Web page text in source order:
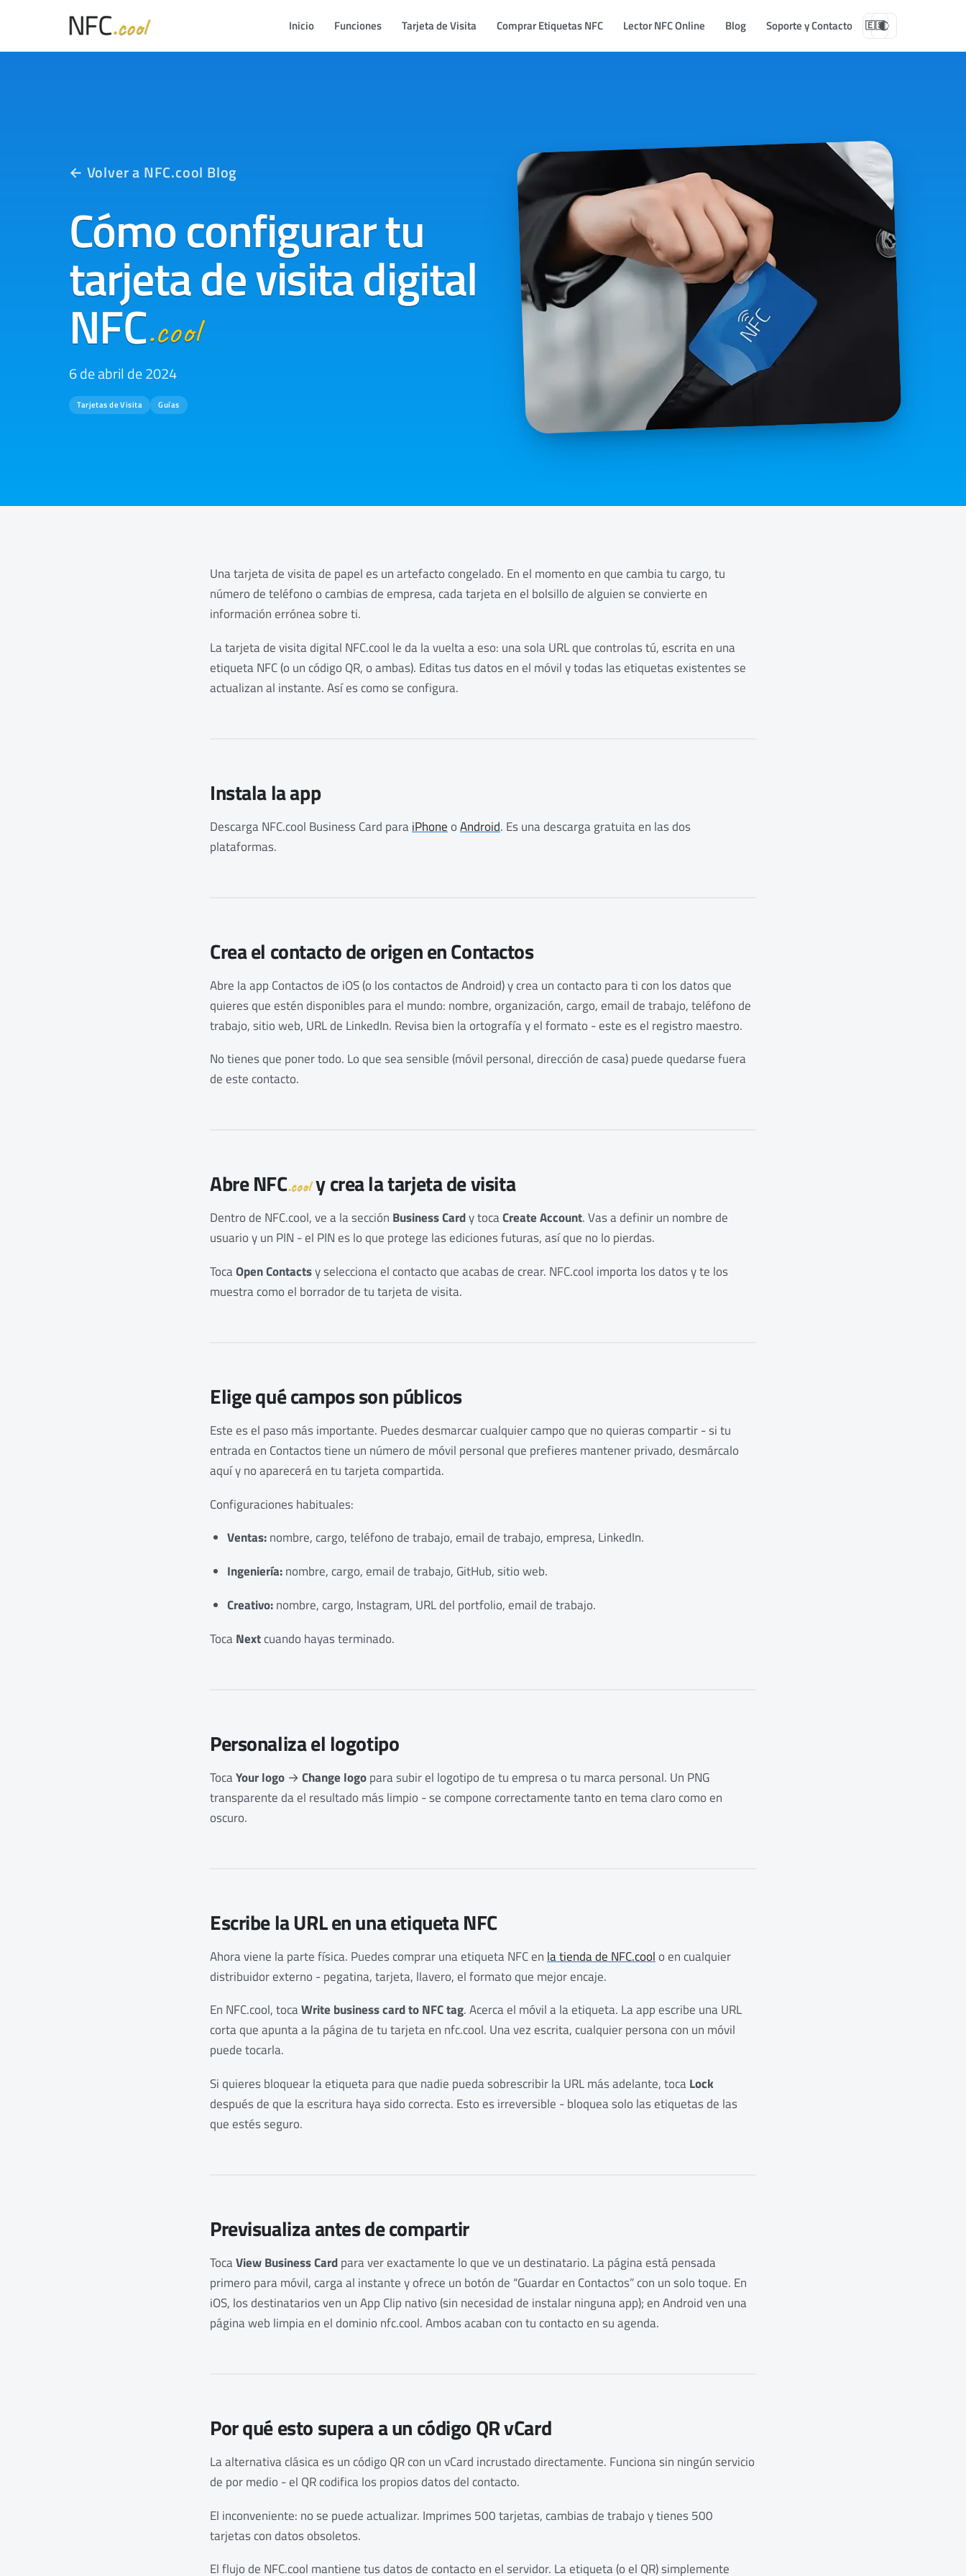
Inicio Funciones Tarjeta de Visita Comprar Etiquetas NFC Lector NFC Online Blog Soporte y Contacto 🇪🇸
← Volver a NFC.cool Blog
Cómo configurar tu
tarjeta de visita digital
NFC.cool
6 de abril de 2024
Tarjetas de Visita Guías
Una tarjeta de visita de papel es un artefacto congelado. En el momento en que cambia tu cargo, tu
número de teléfono o cambias de empresa, cada tarjeta en el bolsillo de alguien se convierte en
información errónea sobre ti.
La tarjeta de visita digital NFC.cool le da la vuelta a eso: una sola URL que controlas tú, escrita en una
etiqueta NFC (o un código QR, o ambas). Editas tus datos en el móvil y todas las etiquetas existentes se
actualizan al instante. Así es como se configura.
Instala la app
Descarga NFC.cool Business Card paraiPhoneoAndroid. Es una descarga gratuita en las dos
plataformas.
Crea el contacto de origen en Contactos
Abre la app Contactos de iOS (o los contactos de Android) y crea un contacto para ti con los datos que
quieres que estén disponibles para el mundo: nombre, organización, cargo, email de trabajo, teléfono de
trabajo, sitio web, URL de LinkedIn. Revisa bien la ortografía y el formato - este es el registro maestro.
No tienes que poner todo. Lo que sea sensible (móvil personal, dirección de casa) puede quedarse fuera
de este contacto.
AbreNFC.cooly crea la tarjeta de visita
Dentro de NFC.cool, ve a la sección Business Cardy tocaCreate Account. Vas a definir un nombre de
usuario y un PIN - el PIN es lo que protege las ediciones futuras, así que no lo pierdas.
TocaOpen Contactsy selecciona el contacto que acabas de crear. NFC.cool importa los datos y te los
muestra como el borrador de tu tarjeta de visita.
Elige qué campos son públicos
Este es el paso más importante. Puedes desmarcar cualquier campo que no quieras compartir - si tu
entrada en Contactos tiene un número de móvil personal que prefieres mantener privado, desmárcalo
aquí y no aparecerá en tu tarjeta compartida.
Configuraciones habituales:
Ventas:nombre, cargo, teléfono de trabajo, email de trabajo, empresa, LinkedIn.
Ingeniería:nombre, cargo, email de trabajo, GitHub, sitio web.
Creativo:nombre, cargo, Instagram, URL del portfolio, email de trabajo.
TocaNextcuando hayas terminado.
Personaliza el logotipo
TocaYour logo →Change logopara subir el logotipo de tu empresa o tu marca personal. Un PNG
transparente da el resultado más limpio - se compone correctamente tanto en tema claro como en
oscuro.
Escribe la URL en una etiqueta NFC
Ahora viene la parte física. Puedes comprar una etiqueta NFC en la tienda de NFC.coolo en cualquier
distribuidor externo - pegatina, tarjeta, llavero, el formato que mejor encaje.
En NFC.cool, tocaWrite business card to NFC tag. Acerca el móvil a la etiqueta. La app escribe una URL
corta que apunta a la página de tu tarjeta en nfc.cool. Una vez escrita, cualquier persona con un móvil
puede tocarla.
Si quieres bloquear la etiqueta para que nadie pueda sobrescribir la URL más adelante, tocaLock
después de que la escritura haya sido correcta. Esto es irreversible - bloquea solo las etiquetas de las
que estés seguro.
Previsualiza antes de compartir
TocaView Business Cardpara ver exactamente lo que ve un destinatario. La página está pensada
primero para móvil, carga al instante y ofrece un botón de “Guardar en Contactos” con un solo toque. En
iOS, los destinatarios ven un App Clip nativo (sin necesidad de instalar ninguna app); en Android ven una
página web limpia en el dominio nfc.cool. Ambos acaban con tu contacto en su agenda.
Por qué esto supera a un código QR vCard
La alternativa clásica es un código QR con un vCard incrustado directamente. Funciona sin ningún servicio
de por medio - el QR codifica los propios datos del contacto.
El inconveniente: no se puede actualizar. Imprimes 500 tarjetas, cambias de trabajo y tienes 500
tarjetas con datos obsoletos.
El flujo de NFC.cool mantiene tus datos de contacto en el servidor. La etiqueta (o el QR) simplemente